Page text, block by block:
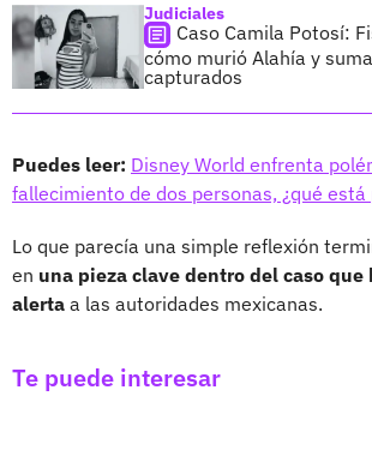
Judiciales
Caso Camila Potosí:
cómo murió Alahía y
capturados
Puedes leer: Disney World enfrenta
fallecimiento de dos personas, ¿qué está
Lo que parecía una simple reflexión
en una pieza clave dentro del caso que
alerta a las autoridades mexicanas.
Te puede interesar